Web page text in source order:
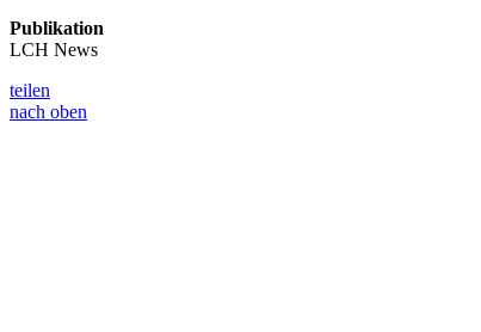
Publikation
LCH News
teilen
nach oben